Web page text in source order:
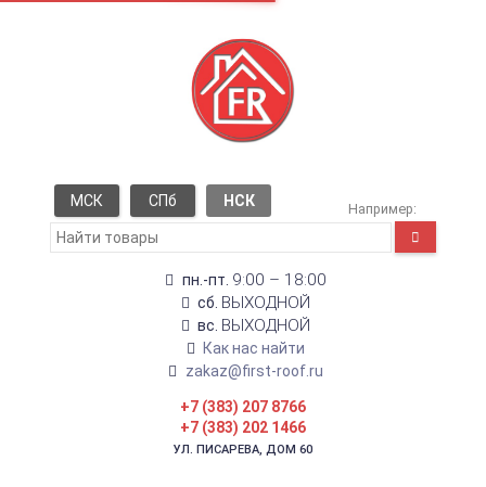
МСК СПб НСК Например:
пн.-пт. 9:00 – 18:00
сб. ВЫХОДНОЙ
вс. ВЫХОДНОЙ
Как нас найти
zakaz@first-roof.ru
+7 (383) 207 8766
+7 (383) 202 1466
УЛ. ПИСАРЕВА, ДОМ 60